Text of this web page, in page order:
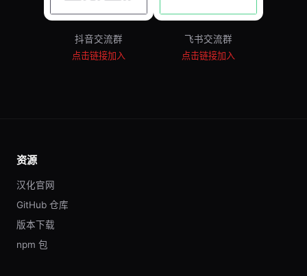
抖音交流群
点击链接加入
飞书交流群
点击链接加入
资源
汉化官网
GitHub 仓库
版本下载
npm 包